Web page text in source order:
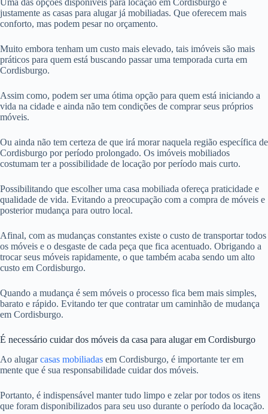
Uma das opções disponíveis para locação em Cordisburgo é
justamente as casas para alugar já mobiliadas. Que oferecem mais
conforto, mas podem pesar no orçamento.
Muito embora tenham um custo mais elevado, tais imóveis são mais
práticos para quem está buscando passar uma temporada curta em
Cordisburgo.
Assim como, podem ser uma ótima opção para quem está iniciando a
vida na cidade e ainda não tem condições de comprar seus próprios
móveis.
Ou ainda não tem certeza de que irá morar naquela região específica de
Cordisburgo por período prolongado. Os imóveis mobiliados
costumam ter a possibilidade de locação por período mais curto.
Possibilitando que escolher uma casa mobiliada ofereça praticidade e
qualidade de vida. Evitando a preocupação com a compra de móveis e
posterior mudança para outro local.
Afinal, com as mudanças constantes existe o custo de transportar todos
os móveis e o desgaste de cada peça que fica acentuado. Obrigando a
trocar seus móveis rapidamente, o que também acaba sendo um alto
custo em Cordisburgo.
Quando a mudança é sem móveis o processo fica bem mais simples,
barato e rápido. Evitando ter que contratar um caminhão de mudança
em Cordisburgo.
É necessário cuidar dos móveis da casa para alugar em Cordisburgo
Ao alugarcasas mobiliadas em Cordisburgo, é importante ter em
mente que é sua responsabilidade cuidar dos móveis.
Portanto, é indispensável manter tudo limpo e zelar por todos os itens
que foram disponibilizados para seu uso durante o período da locação.